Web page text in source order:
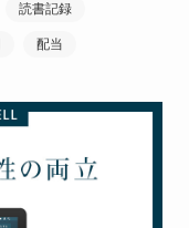
読書記録
配当